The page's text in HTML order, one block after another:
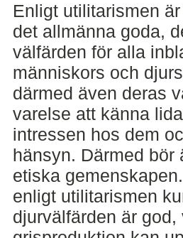
Enligt utilitarismen
det allmänna goda,
välfärden för alla
människors och
därmed även deras
varelse att känna
intressen hos dem
hänsyn. Därmed bör
etiska
enligt utilitarismen
djurvälfärden är